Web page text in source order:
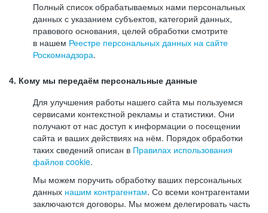
Полный список обрабатываемых нами персональных
данных с указанием субъектов, категорий данных,
правового основания, целей обработки смотрите
в нашем Реестре персональных данных на сайте
Роскомнадзора.
4. Кому мы передаём персональные данные
Для улучшения работы нашего сайта мы пользуемся
сервисами контекстной рекламы и статистики. Они
получают от нас доступ к информации о посещении
сайта и ваших действиях на нём. Порядок обработки
таких сведений описан в Правилах использования
файлов cookie.
Мы можем поручить обработку ваших персональных
данных нашим контрагентам. Со всеми контрагентами
заключаются договоры. Мы можем делегировать часть